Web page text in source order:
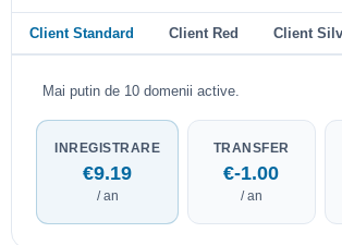
Client Standard Client Red Client
Mai putin de 10 domenii active.
INREGISTRARE
€9.19
/ an
TRANSFER
€-1.00
/ an